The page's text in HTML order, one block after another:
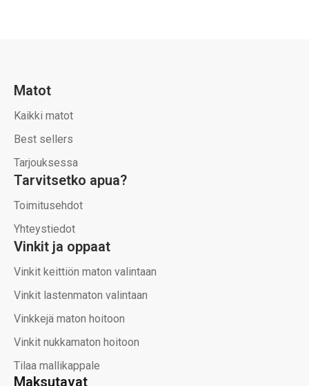
Maksutavat
Matot
Kaikki matot
Best sellers
Tarjouksessa
Tarvitsetko apua?
Toimitusehdot
Yhteystiedot
Vinkit ja oppaat
Vinkit keittiön maton valintaan
Vinkit lastenmaton valintaan
Vinkkejä maton hoitoon
Vinkit nukkamaton hoitoon
Tilaa mallikappale